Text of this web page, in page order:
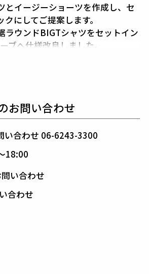
とイージーショーツを作成し、セ
にしてご提案します。
ラウンドBIGTシャツをセットイン
ブへ仕様改良しました。
ウエストに弾丸チップ付きのドロ
ピスネームを左脇に挟み込み付
リント技術を採用し、直接プラス
え、製品の美観と高い質感を保ち
用しないため、
お問い合わせ
い合わせ 06-6243-3300
18:00
い合わせ
合わせ